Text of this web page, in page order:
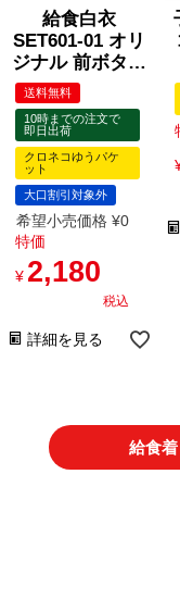
給食白衣
SET601-01 オリ
ジナル 前ボタン
A型 （90-4L）
送料無料
10時までの注文で
即日出荷
クロネコゆうパケ
ット
大口割引対象外
希望小売価格 ¥0
特価
¥ 2,180
税込
詳細を見る
給食